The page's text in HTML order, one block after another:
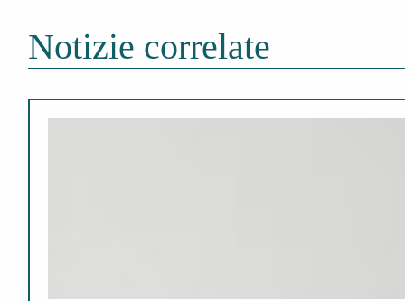
Notizie correlate